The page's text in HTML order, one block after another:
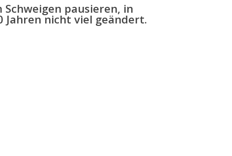
pausieren, in
Jahren nicht viel geändert.